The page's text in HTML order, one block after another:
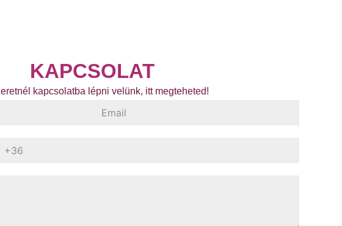
KAPCSOLAT
kapcsolatba lépni velünk, itt megteheted!